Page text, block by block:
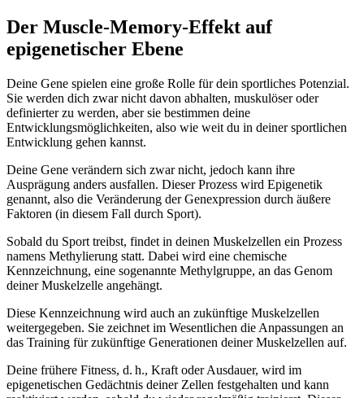
Der Muscle-Memory-Effekt auf
epigenetischer Ebene
Deine Gene spielen eine große Rolle für dein sportliches Potenzial.
Sie werden dich zwar nicht davon abhalten, muskulöser oder
definierter zu werden, aber sie bestimmen deine
Entwicklungsmöglichkeiten, also wie weit du in deiner sportlichen
Entwicklung gehen kannst.
Deine Gene verändern sich zwar nicht, jedoch kann ihre
Ausprägung anders ausfallen. Dieser Prozess wird Epigenetik
genannt, also die Veränderung der Genexpression durch äußere
Faktoren (in diesem Fall durch Sport).
Sobald du Sport treibst, findet in deinen Muskelzellen ein Prozess
namens Methylierung statt. Dabei wird eine chemische
Kennzeichnung, eine sogenannte Methylgruppe, an das Genom
deiner Muskelzelle angehängt.
Diese Kennzeichnung wird auch an zukünftige Muskelzellen
weitergegeben. Sie zeichnet im Wesentlichen die Anpassungen an
das Training für zukünftige Generationen deiner Muskelzellen auf.
Deine frühere Fitness, d. h., Kraft oder Ausdauer, wird im
epigenetischen Gedächtnis deiner Zellen festgehalten und kann